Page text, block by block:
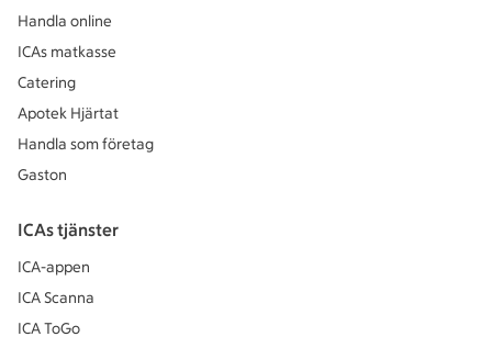
Handla online
ICAs matkasse
Catering
Apotek Hjärtat
Handla som företag
Gaston
ICAs tjänster
ICA-appen
ICA Scanna
ICA ToGo